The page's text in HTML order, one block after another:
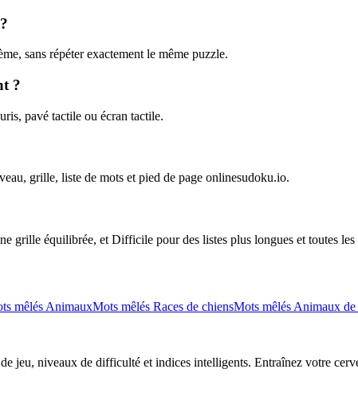
sans répéter exactement le même puzzle.
?
pavé tactile ou écran tactile.
grille, liste de mots et pied de page onlinesudoku.io.
grille équilibrée, et Difficile pour des listes plus longues et toutes les
mêlés AnimauxMots mêlés Races de chiensMots mêlés Animaux
jeu, niveaux de difficulté et indices intelligents. Entraînez votre